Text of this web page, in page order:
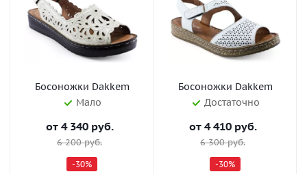
Босоножки Dakkem
Мало
от 4 340 руб.
6 200 руб.
-30%
Босоножки Dakkem
Достаточно
от 4 410 руб.
6 300 руб.
-30%